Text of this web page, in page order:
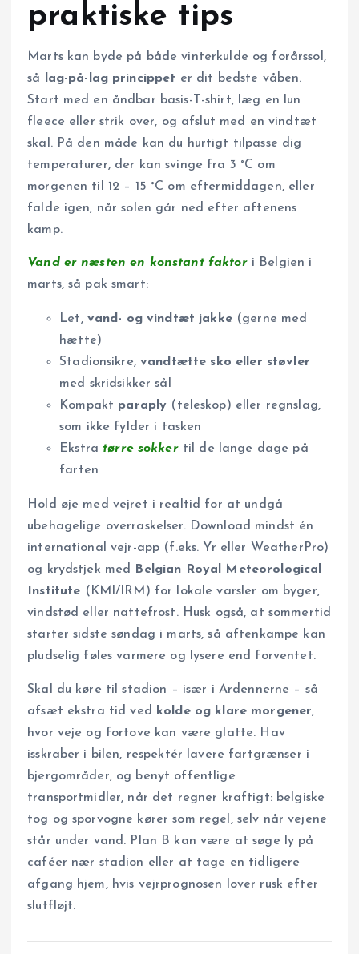
praktiske tips
Marts kan byde på både vinterkulde og forårssol,
så lag-på-lag princippet er dit bedste våben.
Start med en åndbar basis-T-shirt, læg en lun
fleece eller strik over, og afslut med en vindtæt
skal. På den måde kan du hurtigt tilpasse dig
temperaturer, der kan svinge fra 3 °C om
morgenen til 12 – 15 °C om eftermiddagen, eller
falde igen, når solen går ned efter aftenens
kamp.
Vand er næsten en konstant faktori Belgien i
marts, så pak smart:
Let, vand- og vindtæt jakke(gerne med
hætte)
Stadionsikre,vandtætte sko eller støvler
med skridsikker sål
Kompakt paraply (teleskop) eller regnslag,
som ikke fylder i tasken
Ekstra tørre sokkertil de lange dage på
farten
Hold øje med vejret i realtid for at undgå
ubehagelige overraskelser. Download mindst én
international vejr-app (f.eks. Yr eller WeatherPro)
og krydstjek med Belgian Royal Meteorological
Institute (KMI/IRM) for lokale varsler om byger,
vindstød eller nattefrost. Husk også, at sommertid
starter sidste søndag i marts, så aftenkampe kan
pludselig føles varmere og lysere end forventet.
Skal du køre til stadion – især i Ardennerne – så
afsæt ekstra tid ved
kolde og klare morgener,
hvor veje og fortove kan være glatte. Hav
isskraber i bilen, respektér lavere fartgrænser i
bjergområder, og benyt offentlige
transportmidler, når det regner kraftigt: belgiske
tog og sporvogne kører som regel, selv når vejene
står under vand. Plan B kan være at søge ly på
caféer nær stadion eller at tage en tidligere
afgang hjem, hvis vejrprognosen lover rusk efter
slutfløjt.